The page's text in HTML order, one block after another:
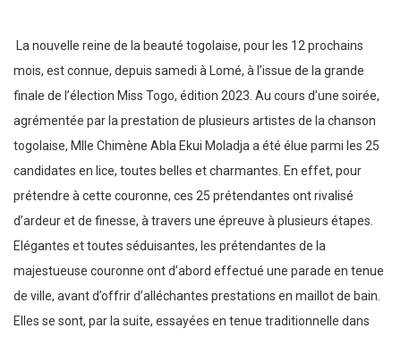
La nouvelle reine de la beauté togolaise, pour les 12 prochains
mois, est connue, depuis samedi à Lomé, à l’issue de la grande
finale de l’élection Miss Togo, édition 2023. Au cours d’une soirée,
agrémentée par la prestation de plusieurs artistes de la chanson
togolaise, Mlle Chimène Abla Ekui Moladja a été élue parmi les 25
candidates en lice, toutes belles et charmantes. En effet, pour
prétendre à cette couronne, ces 25 prétendantes ont rivalisé
d’ardeur et de finesse, à travers une épreuve à plusieurs étapes.
Elégantes et toutes séduisantes, les prétendantes de la
majestueuse couronne ont d’abord effectué une parade en tenue
de ville, avant d’offrir d’alléchantes prestations en maillot de bain.
Elles se sont, par la suite, essayées en tenue traditionnelle dans